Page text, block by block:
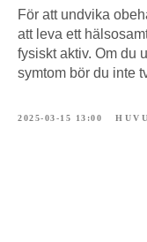
För att undvika
att leva ett
fysiskt aktiv. Om du
symtom bör du inte
2025-03-15 13:00